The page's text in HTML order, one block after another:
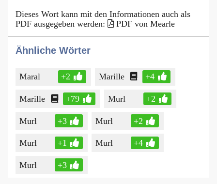
Dieses Wort kann mit den Informationen auch als
PDF ausgegeben werden:
PDF von Mearle
Ähnliche Wörter
Maral +2 Marille +4
Marille +79 Murl +2
Murl +3 Murl +2
Murl +1 Murl +4
Murl +3